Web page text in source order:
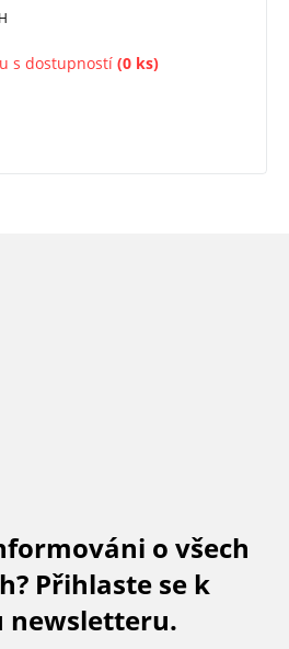
s dostupností (0 ks)
o všech
Přihlaste se k
newsletteru.